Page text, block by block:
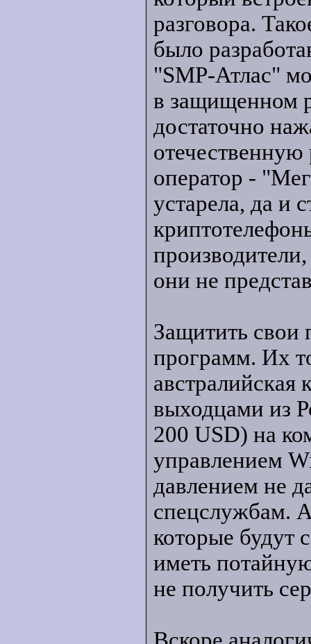
разговора.
было
"SMP-Атлас"
в защищенном
достаточно
отечественную
оператор -
устарела, да и
они не
Защитить
программ. Их
австралийская
выходцами из
200 USD) на
управлением
давлением не
спецслужбам.
которые будут
иметь
не получить